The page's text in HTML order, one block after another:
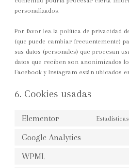
personalizados.
Por favor lea la política de privacidad
(que puede cambiar frecuentemente)
sus datos (personales) que procesan
datos que reciben son anonimizados
Facebook y Instagram están ubicados
6. Cookies usadas
Elementor
Google Analytics
WPML